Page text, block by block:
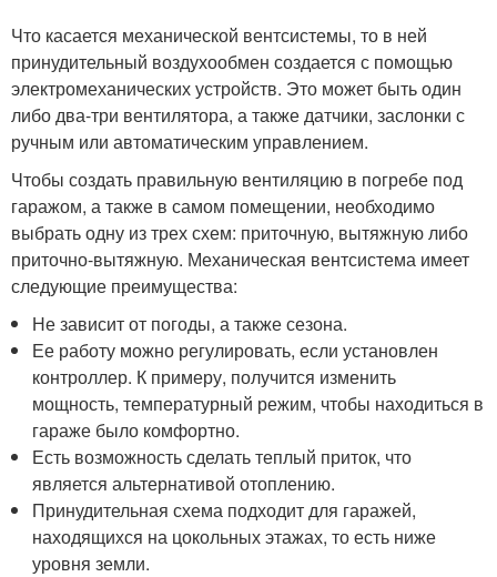
Что касается механической вентсистемы, то в ней
принудительный воздухообмен создается с помощью
электромеханических устройств. Это может быть один
либо два-три вентилятора, а также датчики, заслонки с
ручным или автоматическим управлением.
Чтобы создать правильную вентиляцию в погребе под
гаражом, а также в самом помещении, необходимо
выбрать одну из трех схем: приточную, вытяжную либо
приточно-вытяжную. Механическая вентсистема имеет
следующие преимущества:
Не зависит от погоды, а также сезона.
Ее работу можно регулировать, если установлен
контроллер. К примеру, получится изменить
мощность, температурный режим, чтобы находиться в
гараже было комфортно.
Есть возможность сделать теплый приток, что
является альтернативой отоплению.
Принудительная схема подходит для гаражей,
находящихся на цокольных этажах, то есть ниже
уровня земли.